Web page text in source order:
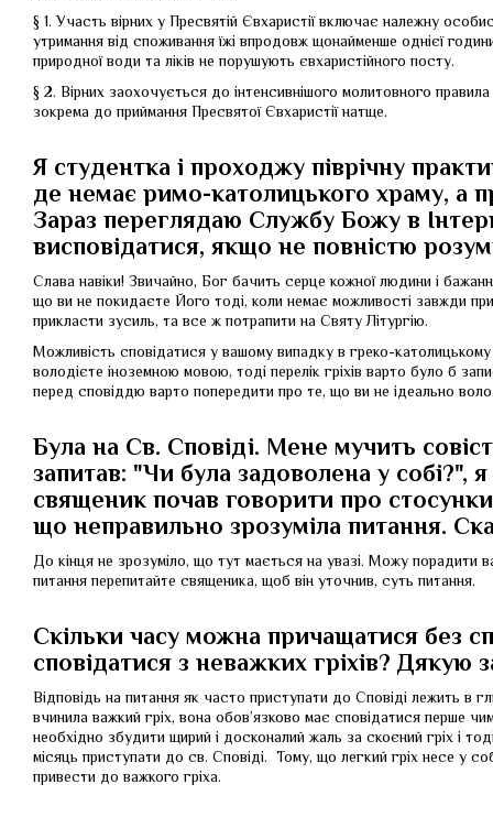
§ 1. Участь вірних у Пресвятій Євхаристії включає належну
утримання від споживання їжі впродовж щонайменше однієї
природної води та ліків не порушують євхаристійного посту.
§ 2. Вірних заохочується до інтенсивнішого молитовного
зокрема до приймання Пресвятої Євхаристії натще.
Я студентка і проходжу піврічну
де немає римо-католицького храму, а
Зараз переглядаю Службу Божу в
висповідатися, якщо не повністю
Слава навіки! Звичайно, Бог бачить серце кожної людини і
що ви не покидаєте Його тоді, коли немає можливості завжди
прикласти зусиль, та все ж потрапити на Святу Літургію.
Можливість сповідатися у вашому випадку в греко-
володієте іноземною мовою, тоді перелік гріхів варто було б
перед сповіддю варто попередити про те, що ви не ідеально
Була на Св. Сповіді. Мене мучить
запитав: "Чи була задоволена у собі?",
священик почав говорити про
що неправильно зрозуміла питання.
До кінця не зрозуміло, що тут мається на увазі. Можу порадити
питання перепитайте священика, щоб він уточнив, суть питання.
Скільки часу можна причащатися без
сповідатися з неважких гріхів? Дякую
Відповідь на питання як часто приступати до Сповіді лежить в
вчинила важкий гріх, вона обов’язково має сповідатися перше
необхідно збудити щирий і досконалий жаль за скоєний гріх і
місяць приступати до св. Сповіді. Тому, що легкий гріх несе у
привести до важкого гріха.